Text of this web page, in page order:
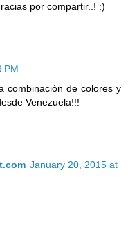
por compartir..! :)
PM
combinación de colores y
Venezuela!!!
January 20, 2015 at